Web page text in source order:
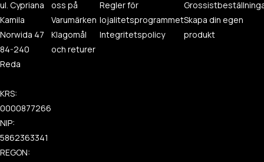
ul. Cypriana
Kamila
Norwida 47
84-240
Reda
KRS:
0000877266
NIP:
5862363341
REGON:
oss på
Varumärken
Klagomål
och returer
Regler för
lojalitetsprogrammet
Integritetspolicy
Skapa din egen
produkt